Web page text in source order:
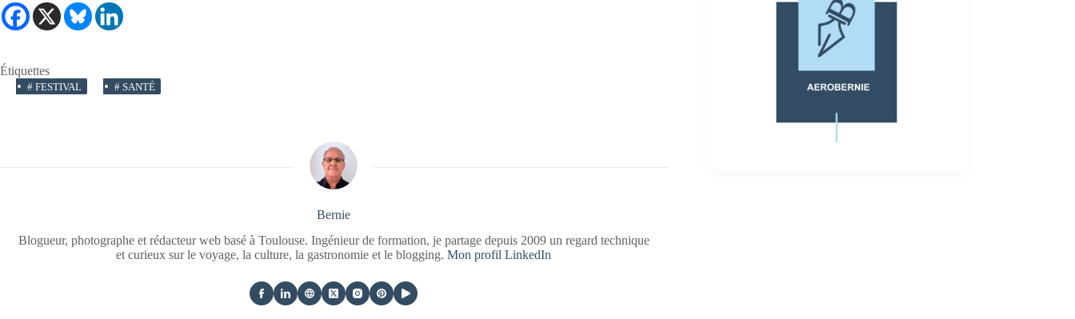
Étiquettes
# FESTIVAL # SANTÉ
Bernie
Blogueur, photographe et rédacteur web basé à Toulouse. Ingénieur de formation, je partage depuis 2009 un regard technique
et curieux sur le voyage, la culture, la gastronomie et le blogging.Mon profil LinkedIn